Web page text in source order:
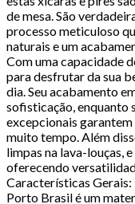
de mesa. São
processo meticuloso
naturais e um
Com uma capacidade
para desfrutar da sua
dia. Seu acabamento
sofisticação, enquanto
excepcionais
muito tempo. Além
limpas na lava-louças,
oferecendo
Características
Porto Brasil é um